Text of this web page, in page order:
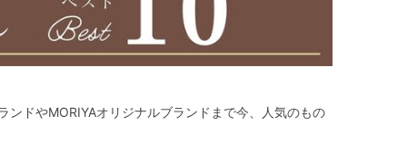
ドやMORIYAオリジナルブランドまで今、人気のもの